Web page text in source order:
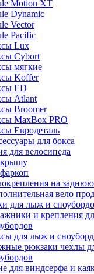
Motion XT
Dynamic
Vector
Pacific
Lux
Cybort
мягкие
Koffer
ED
Atlant
Broomer
MaxBox PRO
Евродеталь
для бокса
для велосипеда
на
вело
для лыж и
и крепления
для лыж и
рюкзаки чехлы
для виндсерфа и